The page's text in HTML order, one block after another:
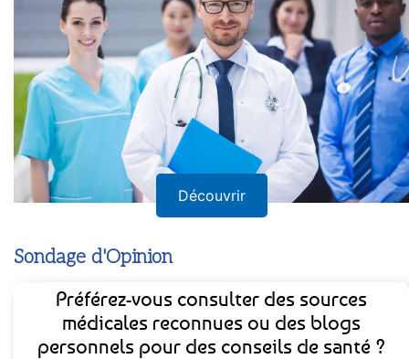
Découvrir
Sondage d'Opinion
Préférez-vous consulter des sources
médicales reconnues ou des blogs
personnels pour des conseils de santé ?